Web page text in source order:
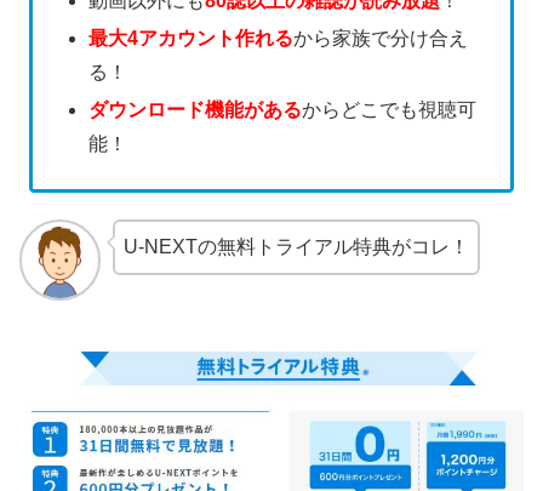
最大4アカウント作れるから家族で分け合え
る！
ダウンロード機能があるからどこでも視聴可
能！
U-NEXTの無料トライアル特典がコレ！